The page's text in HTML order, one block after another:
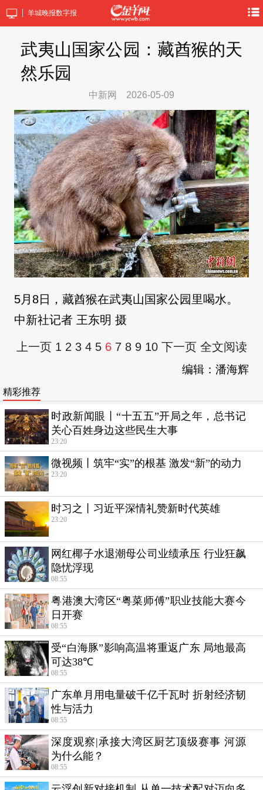
羊城晚报数字报
武夷山国家公园：藏酋猴的天
然乐园
中新网 2026-05-09
5月8日，藏酋猴在武夷山国家公园里喝水。
中新社记者 王东明 摄
上一页 1 2 3 4 5 6 7 8 9 10 下一页 全文阅读
编辑：潘海辉
精彩推荐